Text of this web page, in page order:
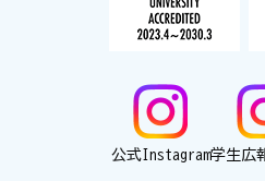
公式Instagram学生広